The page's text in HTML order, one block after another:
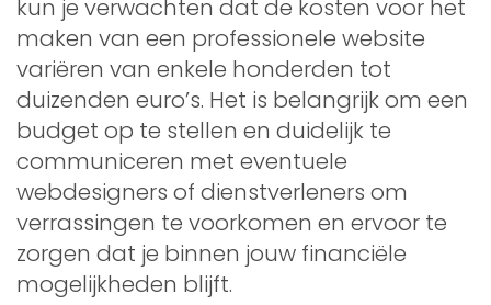
kun je verwachten dat de kosten voor het
maken van een professionele website
variëren van enkele honderden tot
duizenden euro’s. Het is belangrijk om een
budget op te stellen en duidelijk te
communiceren met eventuele
webdesigners of dienstverleners om
verrassingen te voorkomen en ervoor te
zorgen dat je binnen jouw financiële
mogelijkheden blijft.